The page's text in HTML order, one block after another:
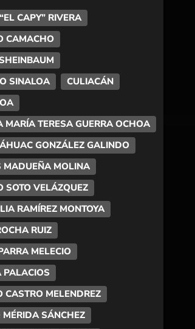
CAPY” RIVERA
CAMACHO
SINALOA
CULIACÁN
MARÍA TERESA GUERRA OCHOA
GONZÁLEZ GALINDO
MADUEÑA MOLINA
SOTO VELÁZQUEZ
RAMÍREZ MONTOYA
RUIZ
MELECIO
PALACIOS
CASTRO MELENDREZ
MÉRIDA SÁNCHEZ